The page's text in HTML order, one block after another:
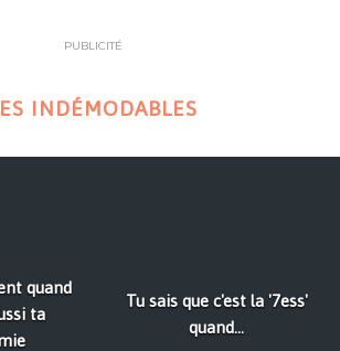
PUBLICITÉ
INDÉMODABLES
quand
ta
Tu sais que c'est la '7ess'
quand...